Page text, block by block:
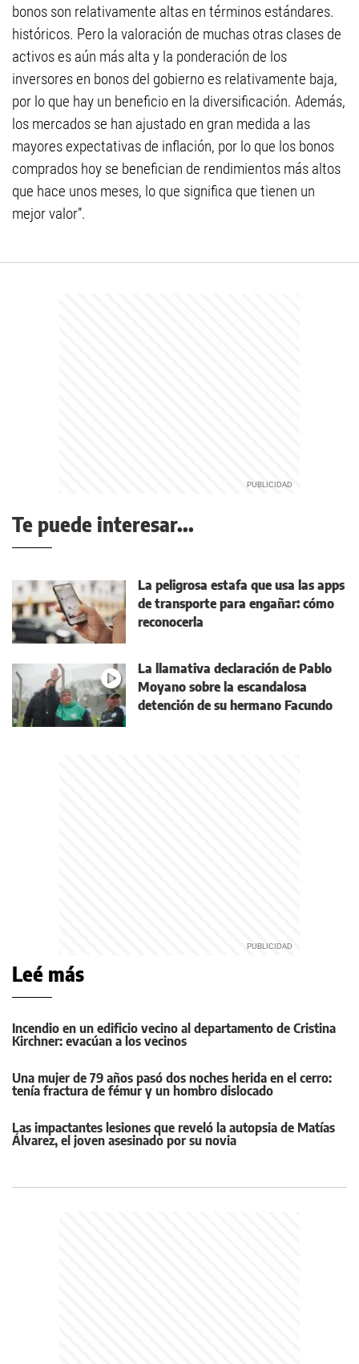
bonos son relativamente altas en términos estándares.
históricos. Pero la valoración de muchas otras clases de
activos es aún más alta y la ponderación de los
inversores en bonos del gobierno es relativamente baja,
por lo que hay un beneficio en la diversificación. Además,
los mercados se han ajustado en gran medida a las
mayores expectativas de inflación, por lo que los bonos
comprados hoy se benefician de rendimientos más altos
que hace unos meses, lo que significa que tienen un
mejor valor”.
Te puede interesar...
La peligrosa estafa que usa las apps
de transporte para engañar: cómo
reconocerla
La llamativa declaración de Pablo
Moyano sobre la escandalosa
detención de su hermano Facundo
Leé más
Incendio en un edificio vecino al departamento de Cristina
Kirchner: evacúan a los vecinos
Una mujer de 79 años pasó dos noches herida en el cerro:
tenía fractura de fémur y un hombro dislocado
Las impactantes lesiones que reveló la autopsia de Matías
Álvarez, el joven asesinado por su novia